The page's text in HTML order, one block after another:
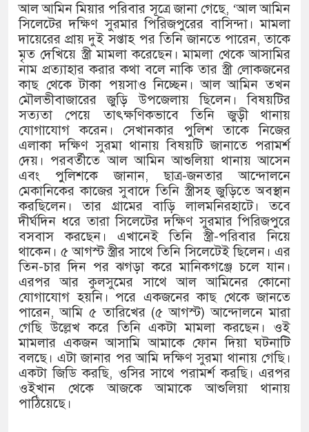
আল আমিন মিয়ার পরিবার সূত্রে জানা গেছে, ‘আল আমিন
সিলেটের দক্ষিণ সুরমার পিরিজপুরের বাসিন্দা। মামলা
দায়েরের প্রায় দুই সপ্তাহ পর তিনি জানতে পারেন, তাকে
মৃত দেখিয়ে স্ত্রী মামলা করেছেন। মামলা থেকে আসামির
নাম প্রত্যাহার করার কথা বলে নাকি তার স্ত্রী লোকজনের
কাছ থেকে টাকা পয়সাও নিচ্ছেন। আল আমিন তখন
মৌলভীবাজারের জুড়ি উপজেলায় ছিলেন। বিষয়টির
সত্যতা পেয়ে তাৎক্ষণিকভাবে তিনি জুড়ী থানায়
যোগাযোগ করেন। সেখানকার পুলিশ তাকে নিজের
এলাকা দক্ষিণ সুরমা থানায় বিষয়টি জানাতে পরামর্শ
দেয়। পরবর্তীতে আল আমিন আশুলিয়া থানায় আসেন
এবং পুলিশকে জানান, ছাত্র-জনতার আন্দোলনে
মেকানিকের কাজের সুবাদে তিনি স্ত্রীসহ জুড়িতে অবস্থান
করছিলেন। তার গ্রামের বাড়ি লালমনিরহাটে। তবে
দীর্ঘদিন ধরে তারা সিলেটের দক্ষিণ সুরমার পিরিজপুরে
বসবাস করছেন। এখানেই তিনি স্ত্রী-পরিবার নিয়ে
থাকেন। ৫ আগস্ট স্ত্রীর সাথে তিনি সিলেটেই ছিলেন। এর
তিন-চার দিন পর ঝগড়া করে মানিকগঞ্জে চলে যান।
এরপর আর কুলসুমের সাথে আল আমিনের কোনো
যোগাযোগ হয়নি। পরে একজনের কাছ থেকে জানতে
পারেন, আমি ৫ তারিখের (৫ আগস্ট) আন্দোলনে মারা
গেছি উল্লেখ করে তিনি একটা মামলা করছেন। ওই
মামলার একজন আসামি আমাকে ফোন দিয়া ঘটনাটি
বলছে। এটা জানার পর আমি দক্ষিণ সুরমা থানায় গেছি।
একটা জিডি করছি, ওসির সাথে পরামর্শ করছি। এরপর
ওইখান থেকে আজকে আমাকে আশুলিয়া থানায়
পাঠিয়েছে।